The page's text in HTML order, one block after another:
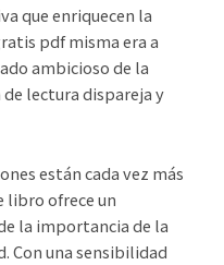
que enriquecen la
pdf misma era a
ambicioso de la
lectura dispareja y
están cada vez más
libro ofrece un
la importancia de la
Con una sensibilidad